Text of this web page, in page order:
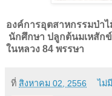
องค์การอุตสาหกรรมป่า
นักศึกษา ปลูกต้นมเหสัก
ในหลวง 84 พรรษา
ที่ สิงหาคม 02, 2556 ไม่